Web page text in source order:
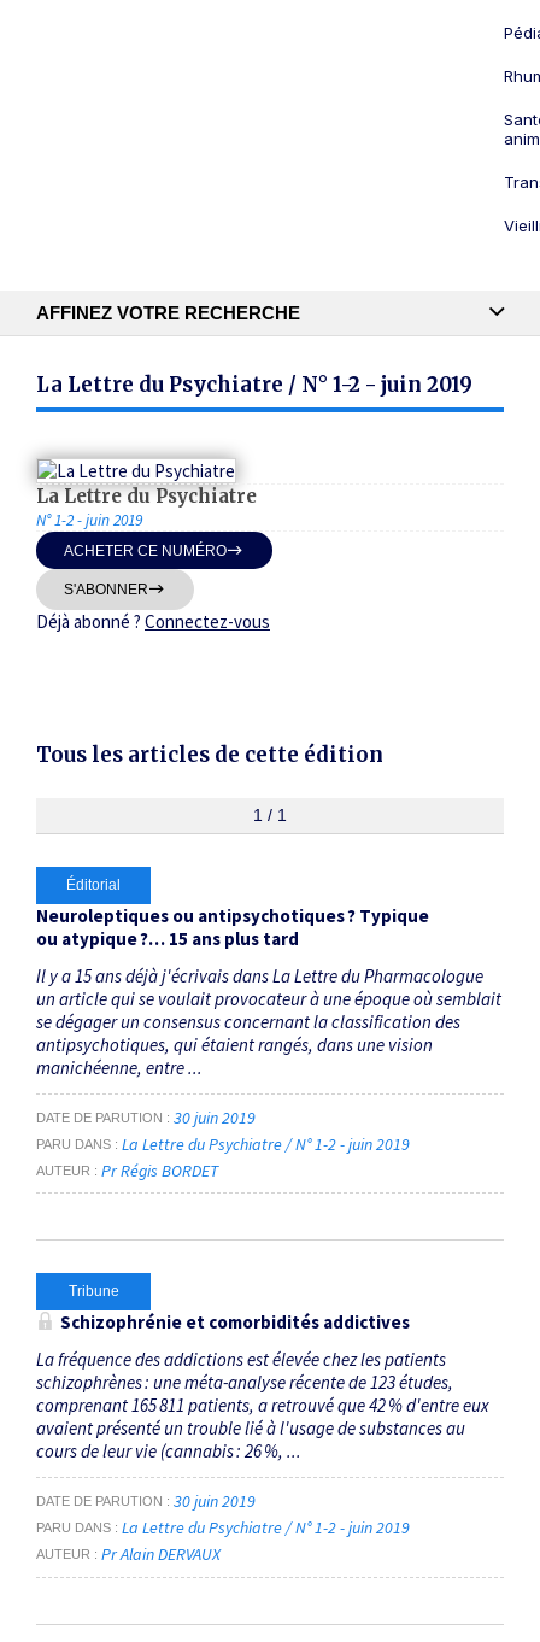
AFFINEZ VOTRE RECHERCHE
Publication
Thématiques
Dates
au
RECHERCHER
La Lettre du Psychiatre / N° 1-2 - juin 2019
La Lettre du Psychiatre
N° 1-2 - juin 2019
ACHETER CE NUMÉRO
S'ABONNER
Déjà abonné ? Connectez-vous
Tous les articles de cette édition
1 / 1
Éditorial
Neuroleptiques ou antipsychotiques ? Typique
ou atypique ?… 15 ans plus tard
Il y a 15 ans déjà j'écrivais dans La Lettre du Pharmacologue
un article qui se voulait provocateur à une époque où semblait
se dégager un consensus concernant la classification des
antipsychotiques, qui étaient rangés, dans une vision
manichéenne, entre ...
DATE DE PARUTION 30 juin 2019
PARU DANS La Lettre du Psychiatre / N° 1-2 - juin 2019
AUTEUR Pr Régis BORDET
Tribune
Schizophrénie et comorbidités addictives
La fréquence des addictions est élevée chez les patients
schizophrènes : une méta-analyse récente de 123 études,
comprenant 165 811 patients, a retrouvé que 42 % d'entre eux
avaient présenté un trouble lié à l'usage de substances au
cours de leur vie (cannabis : 26 %, ...
DATE DE PARUTION 30 juin 2019
PARU DANS La Lettre du Psychiatre / N° 1-2 - juin 2019
AUTEUR Pr Alain DERVAUX